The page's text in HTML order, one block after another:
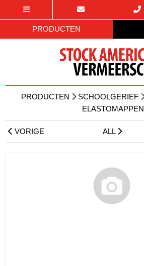
PRODUCTEN
PRODUCTEN SCHOOLGERIEF
ELASTOMAPPEN
VORIGE ALL